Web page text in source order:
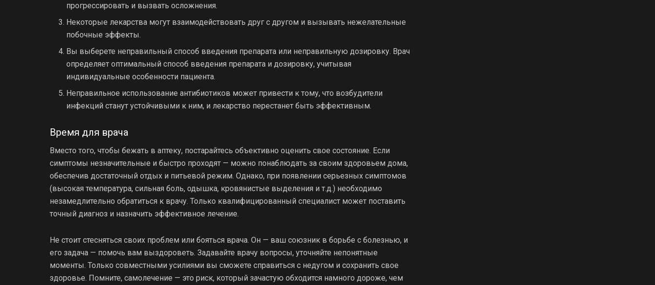
прогрессировать и вызвать осложнения.
Некоторые лекарства могут взаимодействовать друг с другом и вызывать нежелательные
побочные эффекты.
Вы выберете неправильный способ введения препарата или неправильную дозировку. Врач
определяет оптимальный способ введения препарата и дозировку, учитывая
индивидуальные особенности пациента.
Неправильное использование антибиотиков может привести к тому, что возбудители
инфекций станут устойчивыми к ним, и лекарство перестанет быть эффективным.
Время для врача
Вместо того, чтобы бежать в аптеку, постарайтесь объективно оценить свое состояние. Если
симптомы незначительные и быстро проходят — можно понаблюдать за своим здоровьем дома,
обеспечив достаточный отдых и питьевой режим. Однако, при появлении серьезных симптомов
(высокая температура, сильная боль, одышка, кровянистые выделения и т.д.) необходимо
незамедлительно обратиться к врачу. Только квалифицированный специалист может поставить
точный диагноз и назначить эффективное лечение.
Не стоит стесняться своих проблем или бояться врача. Он — ваш союзник в борьбе с болезнью, и
его задача — помочь вам выздороветь. Задавайте врачу вопросы, уточняйте непонятные
моменты. Только совместными усилиями вы сможете справиться с недугом и сохранить свое
здоровье. Помните, самолечение — это риск, который зачастую обходится намного дороже, чем